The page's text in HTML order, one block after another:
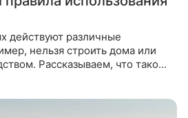
действуют различные
нельзя строить дома или
Рассказываем, что такое